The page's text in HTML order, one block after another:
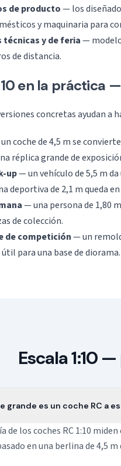
de producto— los
y maquinaria para
técnicas y de feria—
de distancia.
en la práctica
concretas ayudan a
coche de 4,5 m se
réplica grande de
up— un vehículo de 5,5 m
deportiva de 2,1 m queda
— una persona de 1,80
de colección.
de competición— un
para una base de diorama.
Escala 1:10
grande es un coche RC a
de los coches RC 1:10
en una berlina de 4,5